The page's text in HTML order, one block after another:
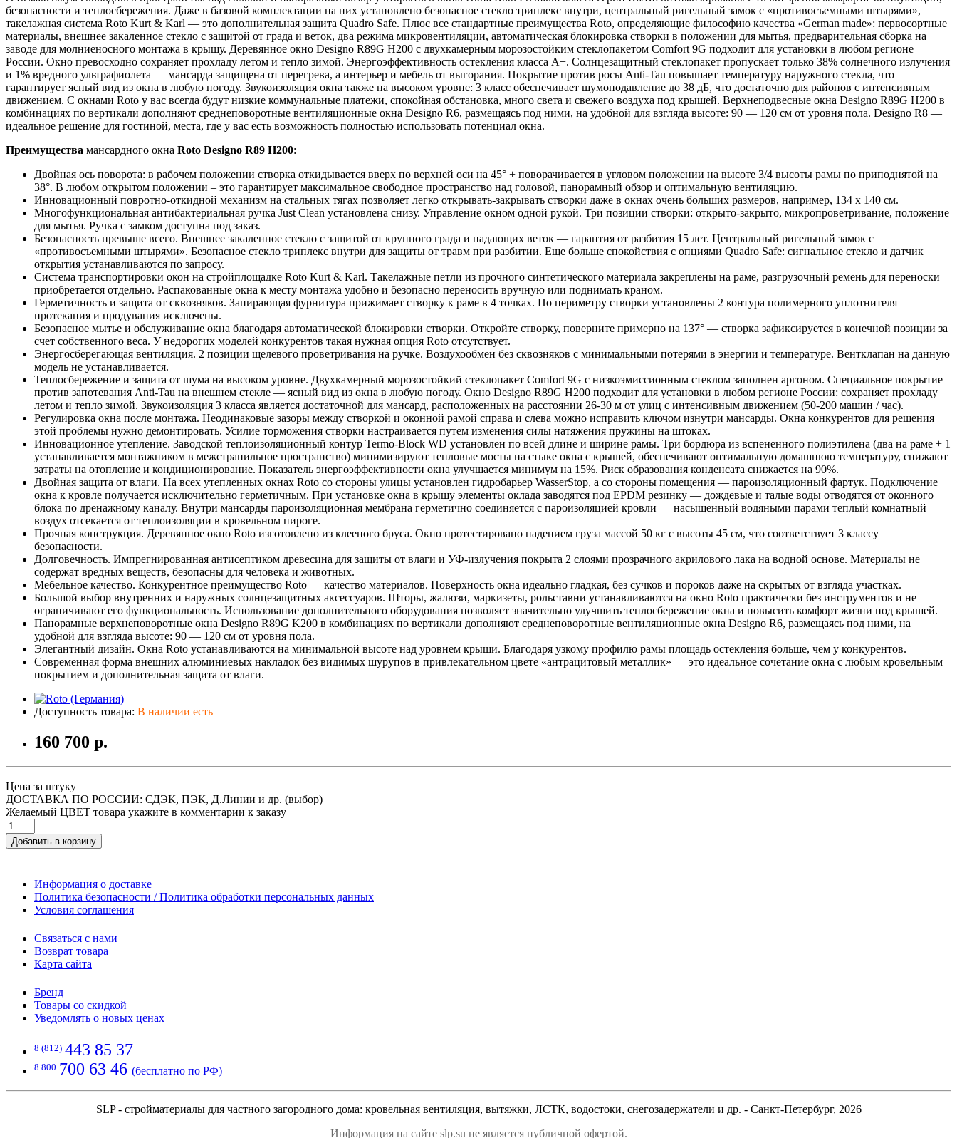
безопасности и теплосбережения. Даже в базовой комплектации на них установлено безопасное стекло триплекс внутри, центральный ригельный замок с «противосъемными штырями»,
такелажная система Roto Kurt & Karl — это дополнительная защита Quadro Safe. Плюс все стандартные преимущества Roto, определяющие философию качества «German made»: первосортные
материалы, внешнее закаленное стекло с защитой от града и веток, два режима микровентиляции, автоматическая блокировка створки в положении для мытья, предварительная сборка на
заводе для молниеносного монтажа в крышу. Деревянное окно Designo R89G H200 с двухкамерным морозостойким стеклопакетом Comfort 9G подходит для установки в любом регионе
России. Окно превосходно сохраняет прохладу летом и тепло зимой. Энергоэффективность остекления класса A+. Солнцезащитный стеклопакет пропускает только 38% солнечного излучения
и 1% вредного ультрафиолета — мансарда защищена от перегрева, а интерьер и мебель от выгорания. Покрытие против росы Anti-Tau повышает температуру наружного стекла, что
гарантирует ясный вид из окна в любую погоду. Звукоизоляция окна также на высоком уровне: 3 класс обеспечивает шумоподавление до 38 дБ, что достаточно для районов с интенсивным
движением. С окнами Roto у вас всегда будут низкие коммунальные платежи, спокойная обстановка, много света и свежего воздуха под крышей. Верхнеподвесные окна Designo R89G H200 в
комбинациях по вертикали дополняют среднеповоротные вентиляционные окна Designo R6, размещаясь под ними, на удобной для взгляда высоте: 90 — 120 см от уровня пола. Designo R8 —
идеальное решение для гостиной, места, где у вас есть возможность полностью использовать потенциал окна.
Преимущества мансардного окна Roto Designo R89 H200:
Двойная ось поворота: в рабочем положении створка откидывается вверх по верхней оси на 45° + поворачивается в угловом положении на высоте 3/4 высоты рамы по приподнятой на
38°. В любом открытом положении – это гарантирует максимальное свободное пространство над головой, панорамный обзор и оптимальную вентиляцию.
Инновационный повротно-откидной механизм на стальных тягах позволяет легко открывать-закрывать створки даже в окнах очень больших размеров, например, 134 х 140 см.
Многофункциональная антибактериальная ручка Just Clean установлена снизу. Управление окном одной рукой. Три позиции створки: открыто-закрыто, микропроветривание, положение
для мытья. Ручка с замком доступна под заказ.
Безопасность превыше всего. Внешнее закаленное стекло с защитой от крупного града и падающих веток — гарантия от разбития 15 лет. Центральный ригельный замок с
«противосъемными штырями». Безопасное стекло триплекс внутри для защиты от травм при разбитии. Еще больше спокойствия с опциями Quadro Safe: сигнальное стекло и датчик
открытия устанавливаются по запросу.
Система транспортировки окон на стройплощадке Roto Kurt & Karl. Такелажные петли из прочного синтетического материала закреплены на раме, разгрузочный ремень для переноски
приобретается отдельно. Распакованные окна к месту монтажа удобно и безопасно переносить вручную или поднимать краном.
Герметичность и защита от сквозняков. Запирающая фурнитура прижимает створку к раме в 4 точках. По периметру створки установлены 2 контура полимерного уплотнителя –
протекания и продувания исключены.
Безопасное мытье и обслуживание окна благодаря автоматической блокировки створки. Откройте створку, поверните примерно на 137° — створка зафиксируется в конечной позиции за
счет собственного веса. У недорогих моделей конкурентов такая нужная опция Roto отсутствует.
Энергосберегающая вентиляция. 2 позиции щелевого проветривания на ручке. Воздухообмен без сквозняков с минимальными потерями в энергии и температуре. Вентклапан на данную
модель не устанавливается.
Теплосбережение и защита от шума на высоком уровне. Двухкамерный морозостойкий стеклопакет Comfort 9G с низкоэмиссионным стеклом заполнен аргоном. Специальное покрытие
против запотевания Anti-Tau на внешнем стекле — ясный вид из окна в любую погоду. Окно Designo R89G H200 подходит для установки в любом регионе России: сохраняет прохладу
летом и тепло зимой. Звукоизоляция 3 класса является достаточной для мансард, расположенных на расстоянии 26-30 м от улиц с интенсивным движением (50-200 машин / час).
Регулировка окна после монтажа. Неодинаковые зазоры между створкой и оконной рамой справа и слева можно исправить ключом изнутри мансарды. Окна конкурентов для решения
этой проблемы нужно демонтировать. Усилие торможения створки настраивается путем изменения силы натяжения пружины на штоках.
Инновационное утепление. Заводской теплоизоляционный контур Termo-Block WD установлен по всей длине и ширине рамы. Три бордюра из вспененного полиэтилена (два на раме + 1
устанавливается монтажником в межстрапильное пространство) минимизируют тепловые мосты на стыке окна с крышей, обеспечивают оптимальную домашнюю температуру, снижают
затраты на отопление и кондиционирование. Показатель энергоэффективности окна улучшается минимум на 15%. Риск образования конденсата снижается на 90%.
Двойная защита от влаги. На всех утепленных окнах Roto со стороны улицы установлен гидробарьер WasserStop, а со стороны помещения — пароизоляционный фартук. Подключение
окна к кровле получается исключительно герметичным. При установке окна в крышу элементы оклада заводятся под EPDM резинку — дождевые и талые воды отводятся от оконного
блока по дренажному каналу. Внутри мансарды пароизоляционная мембрана герметично соединяется с пароизоляцией кровли — насыщенный водяными парами теплый комнатный
воздух отсекается от теплоизоляции в кровельном пироге.
Прочная конструкция. Деревянное окно Roto изготовлено из клееного бруса. Окно протестировано падением груза массой 50 кг с высоты 45 см, что соответствует 3 классу
безопасности.
Долговечность. Импрегнированная антисептиком древесина для защиты от влаги и УФ-излучения покрыта 2 слоями прозрачного акрилового лака на водной основе. Материалы не
содержат вредных веществ, безопасны для человека и животных.
Мебельное качество. Конкурентное преимущество Roto — качество материалов. Поверхность окна идеально гладкая, без сучков и пороков даже на скрытых от взгляда участках.
Большой выбор внутренних и наружных солнцезащитных аксессуаров. Шторы, жалюзи, маркизеты, рольставни устанавливаются на окно Roto практически без инструментов и не
ограничивают его функциональность. Использование дополнительного оборудования позволяет значительно улучшить теплосбережение окна и повысить комфорт жизни под крышей.
Панорамные верхнеповоротные окна Designo R89G K200 в комбинациях по вертикали дополняют среднеповоротные вентиляционные окна Designo R6, размещаясь под ними, на
удобной для взгляда высоте: 90 — 120 см от уровня пола.
Элегантный дизайн. Окна Roto устанавливаются на минимальной высоте над уровнем крыши. Благодаря узкому профилю рамы площадь остекления больше, чем у конкурентов.
Современная форма внешних алюминиевых накладок без видимых шурупов в привлекательном цвете «антрацитовый металлик» — это идеальное сочетание окна с любым кровельным
покрытием и дополнительная защита от влаги.
Доступность товара: В наличии есть
160 700 р.
Цена за штуку
ДОСТАВКА ПО РОССИИ: СДЭК, ПЭК, Д.Линии и др. (выбор)
Желаемый ЦВЕТ товара укажите в комментарии к заказу
Добавить в корзину
Информация о доставке
Политика безопасности / Политика обработки персональных данных
Условия соглашения
Связаться с нами
Возврат товара
Карта сайта
Бренд
Товары со скидкой
Уведомлять о новых ценах
8 (812) 443 85 37
8 800 700 63 46 (бесплатно по РФ)
SLP - стройматериалы для частного загородного дома: кровельная вентиляция, вытяжки, ЛСТК, водостоки, снегозадержатели и др. - Санкт-Петербург, 2026
Информация на сайте slp.su не является публичной офертой.